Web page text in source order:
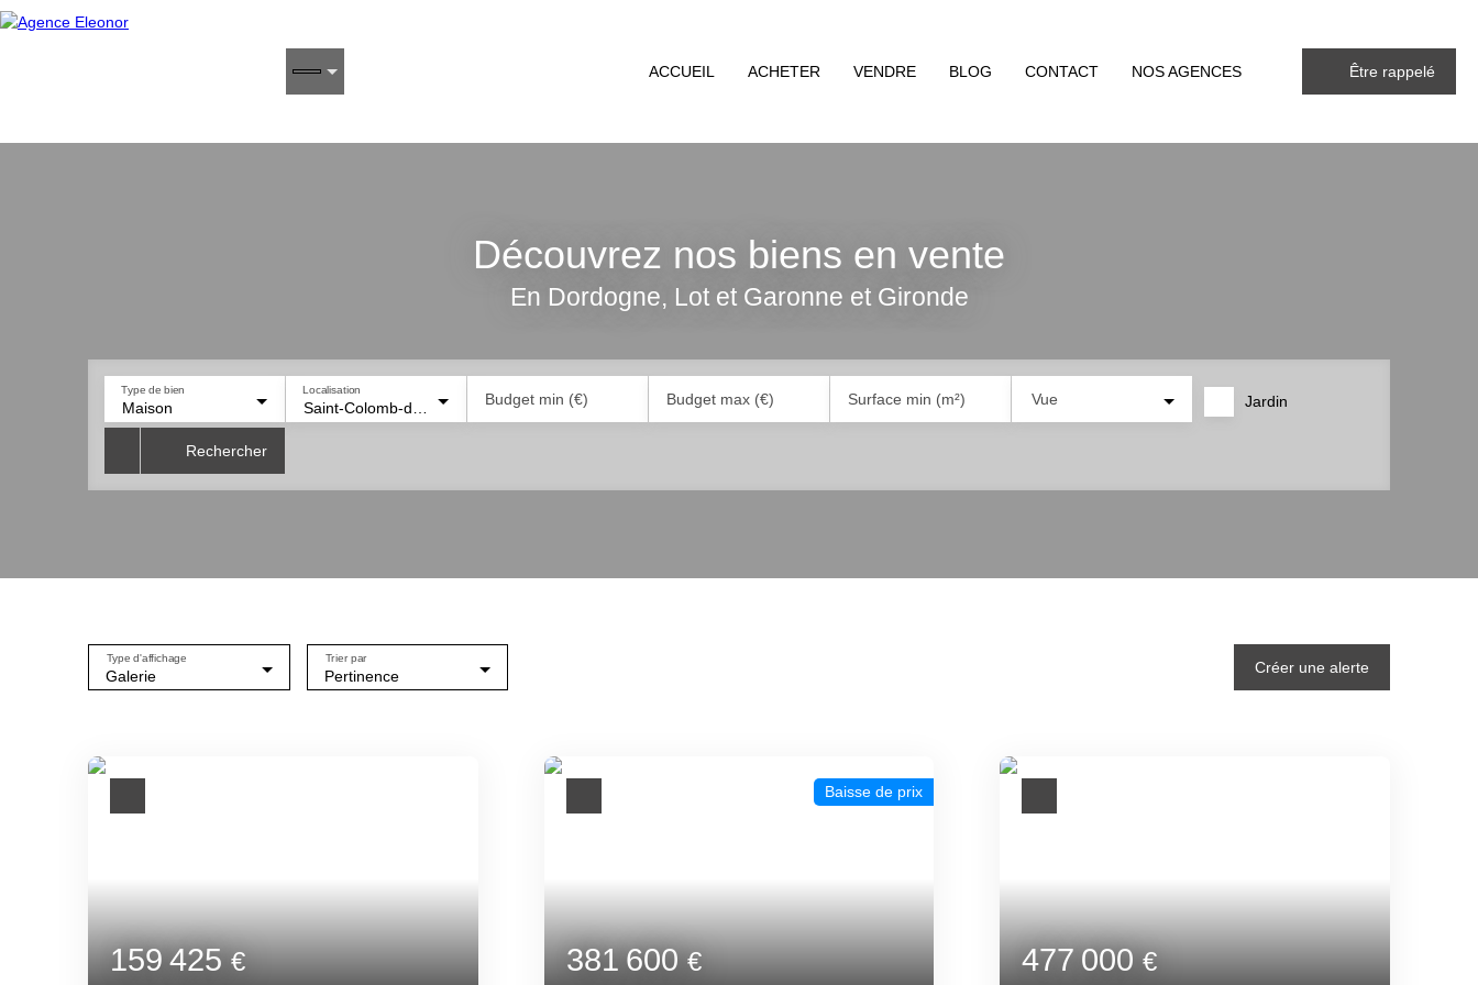
ACCUEIL ACHETER VENDRE BLOG CONTACT NOS AGENCES Être rappelé
Découvrez nos biens en vente
En Dordogne, Lot et Garonne et Gironde
Maison
Type de bien Localisation
Budget min (€) Budget max (€) Surface min (m²) Vue Jardin
Rechercher
Galerie
Type d'affichage
Pertinence
Trier par
Créer une alerte
159 425€ 381 600€
Baisse de prix
477 000€